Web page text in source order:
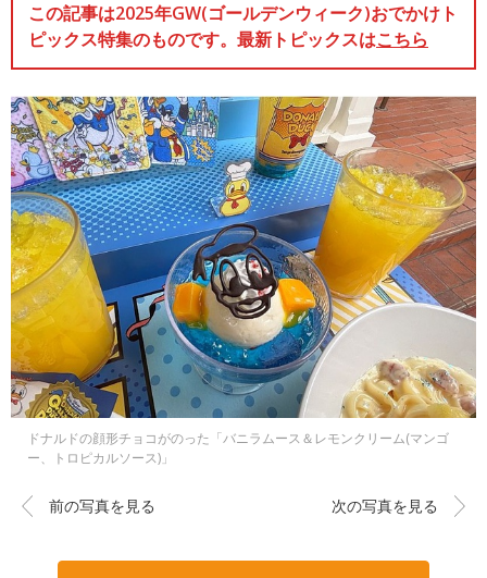
この記事は2025年GW(ゴールデンウィーク)おでかけト
ピックス特集のものです。最新トピックスはこちら
ドナルドの顔形チョコがのった「バニラムース＆レモンクリーム(マンゴ
ー、トロピカルソース)」
前の写真を見る 次の写真を見る